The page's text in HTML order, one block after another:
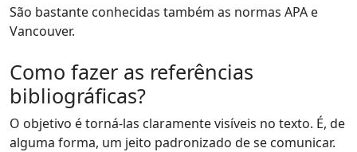
São bastante conhecidas também as normas APA e
Vancouver.
Como fazer as referências
bibliográficas?
O objetivo é torná-las claramente visíveis no texto. É, de
alguma forma, um jeito padronizado de se comunicar.